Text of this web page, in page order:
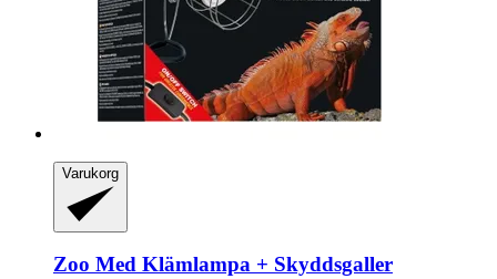
Varukorg
Zoo Med Klämlampa + Skyddsgaller